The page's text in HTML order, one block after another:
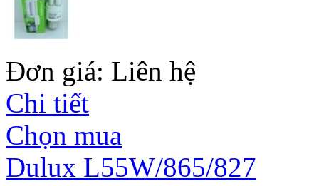
Đơn giá: Liên hệ
Chi tiết
Chọn mua
Dulux L55W/865/827